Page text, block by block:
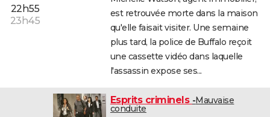
22h55
23h45
est retrouvée morte dans la maison
qu'elle faisait visiter. Une semaine
plus tard, la police de Buffalo reçoit
une cassette vidéo dans laquelle
l'assassin expose ses...
Esprits criminels Mauvaise
conduite